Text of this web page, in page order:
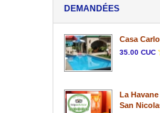
DEMANDÉES
Casa
35.00 CUC
La
San